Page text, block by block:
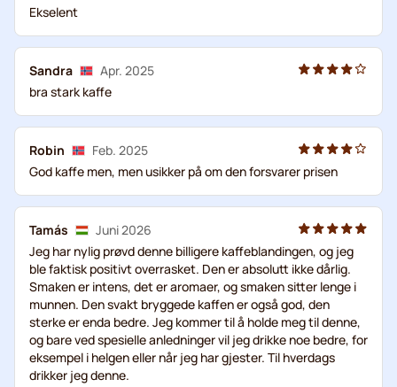
Ekselent
Sandra
Apr. 2025
bra stark kaffe
Robin
Feb. 2025
God kaffe men, men usikker på om den forsvarer prisen
Tamás
Juni 2026
Jeg har nylig prøvd denne billigere kaffeblandingen, og jeg
ble faktisk positivt overrasket. Den er absolutt ikke dårlig.
Smaken er intens, det er aromaer, og smaken sitter lenge i
munnen. Den svakt bryggede kaffen er også god, den
sterke er enda bedre. Jeg kommer til å holde meg til denne,
og bare ved spesielle anledninger vil jeg drikke noe bedre, for
eksempel i helgen eller når jeg har gjester. Til hverdags
drikker jeg denne.